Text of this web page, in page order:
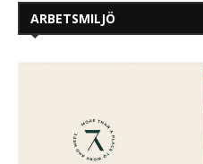
ARBETSMILJÖ